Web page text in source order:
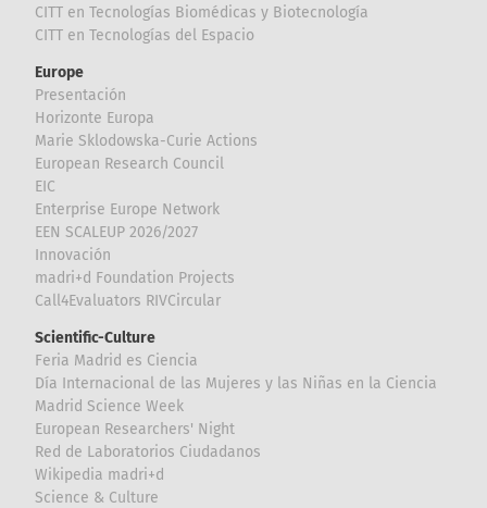
CITT en Tecnologías Biomédicas y Biotecnología
CITT en Tecnologías del Espacio
Europe
Presentación
Horizonte Europa
Marie Sklodowska-Curie Actions
European Research Council
EIC
Enterprise Europe Network
EEN SCALEUP 2026/2027
Innovación
madri+d Foundation Projects
Call4Evaluators RIVCircular
Scientific-Culture
Feria Madrid es Ciencia
Día Internacional de las Mujeres y las Niñas en la Ciencia
Madrid Science Week
European Researchers' Night
Red de Laboratorios Ciudadanos
Wikipedia madri+d
Science & Culture